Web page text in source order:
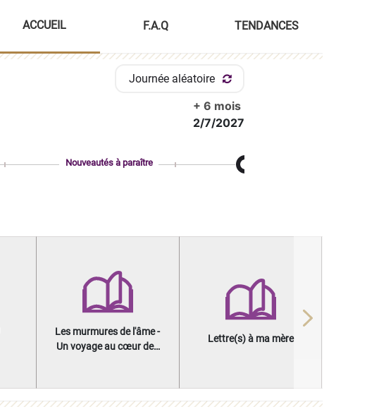
ACCUEIL F.A.Q TENDANCES
Journée aléatoire
+ 6 mois
2/7/2027
Nouveautés à paraître
Les murmures de l'âme -
Un voyage au cœur des
Lettre(s) à ma mère
Next